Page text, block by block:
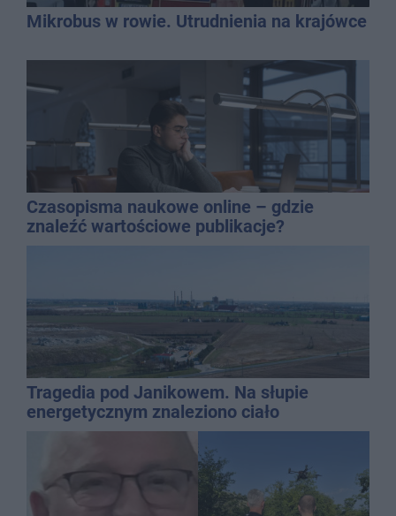
Mikrobus w rowie. Utrudnienia na krajówce
Czasopisma naukowe online – gdzie
znaleźć wartościowe publikacje?
Tragedia pod Janikowem. Na słupie
energetycznym znaleziono ciało
mężczyzny